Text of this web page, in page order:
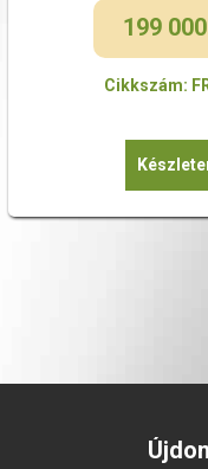
199 000
Cikkszám: